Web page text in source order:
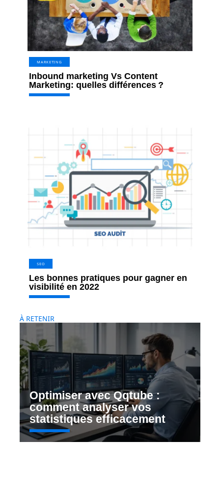
MARKETING
Inbound marketing Vs Content
Marketing: quelles différences ?
SEO
Les bonnes pratiques pour gagner en
visibilité en 2022
À RETENIR
Optimiser avec Qqtube :
comment analyser vos
statistiques efficacement